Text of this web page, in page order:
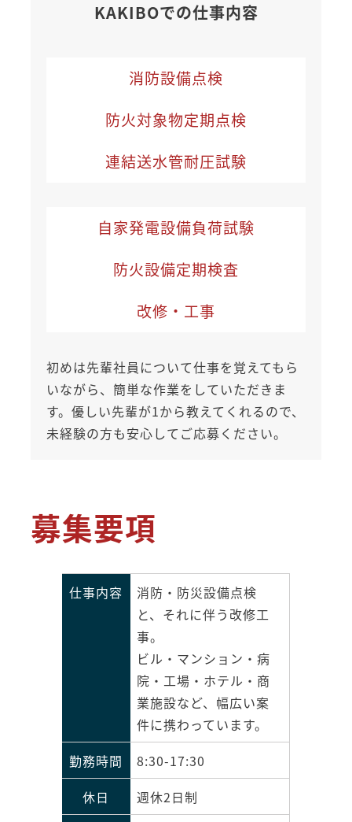
KAKIBOでの仕事内容
消防設備点検
防火対象物定期点検
連結送水管耐圧試験
自家発電設備負荷試験
防火設備定期検査
改修・工事
初めは先輩社員について仕事を覚えてもら
いながら、簡単な作業をしていただきま
す。優しい先輩が1から教えてくれるので、
未経験の方も安心してご応募ください。
募集要項
仕事内容
消防・防災設備点検
と、それに伴う改修工
事。
ビル・マンション・病
院・工場・ホテル・商
業施設など、幅広い案
件に携わっています。
勤務時間
8:30-17:30
休日
週休2日制